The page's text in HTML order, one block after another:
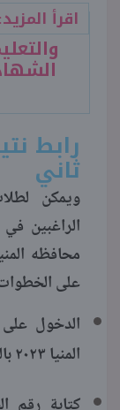
اقرأ المزيد:
رابط
ثاني
ويمكن
الراغبين
على الخطوات
الدخول
المنيا ٢٠٢٣ بالضغط